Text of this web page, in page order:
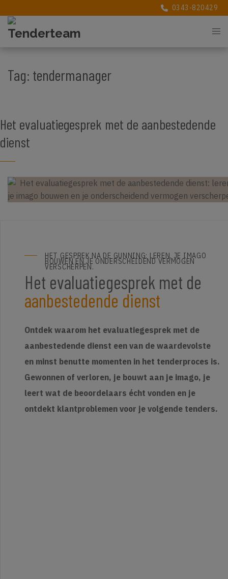
0343-820429
0343-820429
Tag: tendermanager
Het evaluatiegesprek met de aanbestedende
dienst
HET GESPREK NA DE GUNNING: LEREN, JE IMAGO
BOUWEN EN JE ONDERSCHEIDEND VERMOGEN
VERSCHERPEN.
Het evaluatiegesprek met de
aanbestedende dienst
Ontdek waarom het evaluatiegesprek met de
aanbestedende dienst een van de waardevolste
en minst benutte momenten in het tenderproces is.
Gewonnen of verloren, je bouwt aan je imago, je
leert wat de beoordelaars écht vonden en je
ontdekt klantproblemen voor je volgende tenders.